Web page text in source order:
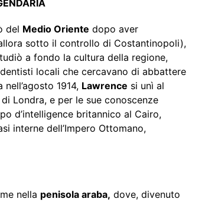
del Medio Oriente dopo aver
sotto il controllo di Costantinopoli),
a fondo la cultura della regione,
locali che cercavano di abbattere
1914, Lawrence si unì al
Londra, e per le sue conoscenze
d’intelligence britannico al Cairo,
interne dell’Impero Ottomano,
nella penisola araba, dove, divenuto